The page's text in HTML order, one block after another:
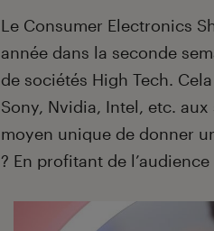
Introduction
Le Consumer Electronics
année dans la seconde
de sociétés High Tech.
Sony, Nvidia, Intel, etc.
moyen unique de donner
? En profitant de